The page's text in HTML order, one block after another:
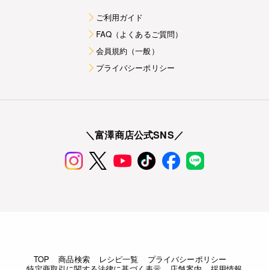
ご利用ガイド
FAQ（よくあるご質問）
会員規約（一般）
プライバシーポリシー
＼富澤商店公式SNS／
TOP 商品検索 レシピ一覧
プライバシーポリシー